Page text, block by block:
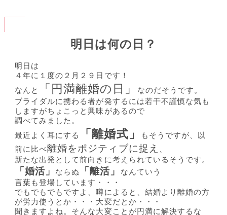
明日は何の日？
明日は
４年に１度の２月２９日です！
なんと
「円満離婚の日」
なのだそうです。
ブライダルに携わる者が発するには若干不謹慎な気も
しますがちょこっと興味があるので
調べてみました。
最近よく耳にする
「離婚式」
もそうですが、以
前に比べ離婚をポジティブに捉え 、
新たな出発として前向きに考えられているそうです。
「婚活」 ならぬ 「離活」
なんていう
言葉も登場しています・・・
でもでもでもですよ、噂によると、結婚より離婚の方
が労力使うとか・・・大変だとか・・・
聞きますよね。そんな大変ことが円満に解決するな